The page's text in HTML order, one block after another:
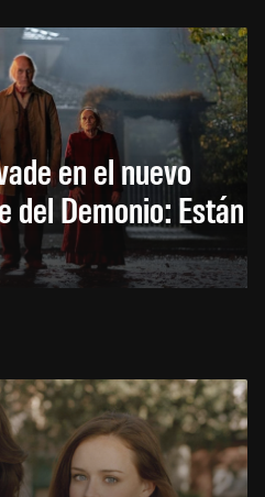
en el nuevo
del Demonio: Están